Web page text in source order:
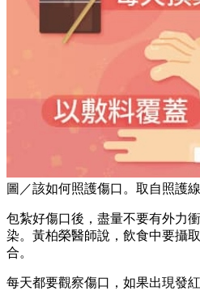
圖／該如何照護傷口。取自照護
包紮好傷口後，盡量不要有外力
染。黃柏榮醫師說，飲食中要攝
合。
每天都要觀察傷口，如果出現發